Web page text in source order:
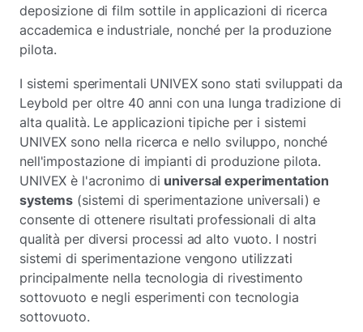
deposizione di film sottile in applicazioni di ricerca
accademica e industriale, nonché per la produzione
pilota.
I sistemi sperimentali UNIVEX sono stati sviluppati da
Leybold per oltre 40 anni con una lunga tradizione di
alta qualità. Le applicazioni tipiche per i sistemi
UNIVEX sono nella ricerca e nello sviluppo, nonché
nell'impostazione di impianti di produzione pilota.
UNIVEX è l'acronimo di universal experimentation
systems (sistemi di sperimentazione universali) e
consente di ottenere risultati professionali di alta
qualità per diversi processi ad alto vuoto. I nostri
sistemi di sperimentazione vengono utilizzati
principalmente nella tecnologia di rivestimento
sottovuoto e negli esperimenti con tecnologia
sottovuoto.